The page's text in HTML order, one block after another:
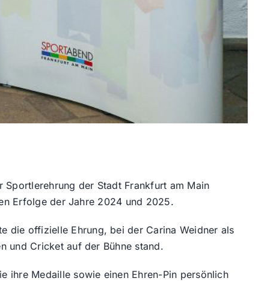
Sportlerehrung der Stadt Frankfurt am Main
Erfolge der Jahre 2024 und 2025.
die offizielle Ehrung, bei der Carina Weidner als
und Cricket auf der Bühne stand.
ihre Medaille sowie einen Ehren-Pin persönlich